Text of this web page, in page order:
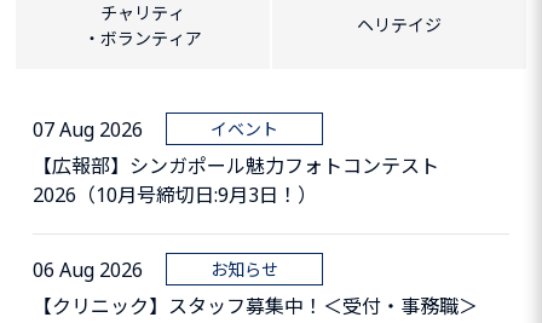
チャリティ
・ボランティア
ヘリテイジ
07 Aug 2026 イベント
【広報部】シンガポール魅力フォトコンテスト
2026（10月号締切日:9月3日！）
06 Aug 2026 お知らせ
【クリニック】スタッフ募集中！＜受付・事務職＞